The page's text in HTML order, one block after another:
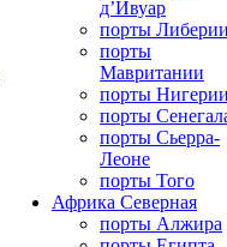
д’Ивуар
порты
порты
Мавритании
порты
порты
порты Сьерра-
Леоне
порты Того
Африка Северная
порты Алжира